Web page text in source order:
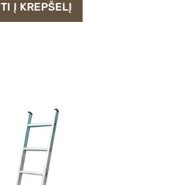
Į KREPŠELĮ